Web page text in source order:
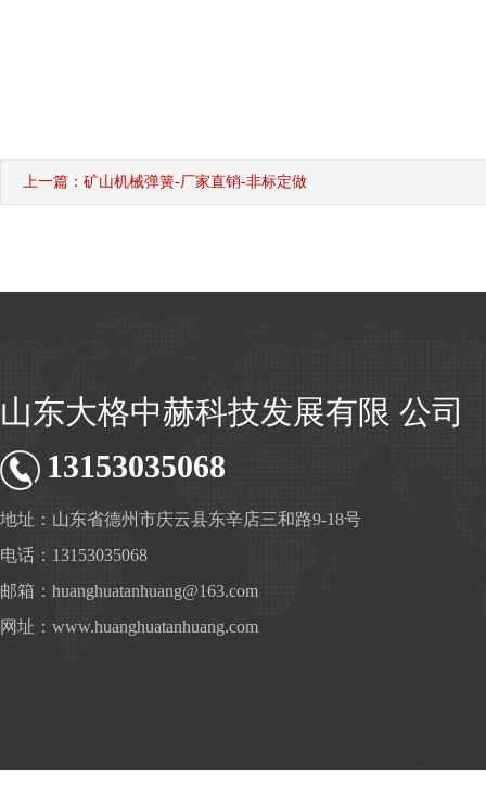
上一篇：矿山机械弹簧-厂家直销-非标定做
山东大格中赫科技发展有限 公司
13153035068
地址：山东省德州市庆云县东辛店三和路9-18号
电话：13153035068
邮箱：huanghuatanhuang@163.com
网址：www.huanghuatanhuang.com